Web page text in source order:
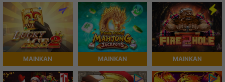
MAINKAN MAINKAN MAINKAN